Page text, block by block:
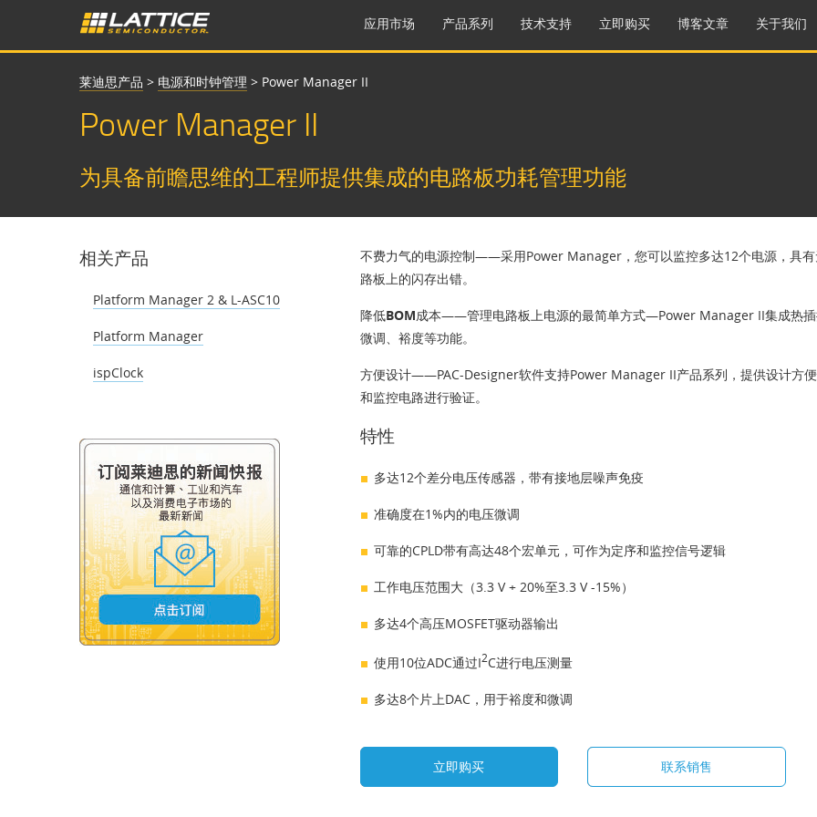
应用市场 产品系列 技术支持 立即购买 博客文章 关于我们
莱迪思产品 > 电源和时钟管理 > Power Manager II
Power Manager II
为具备前瞻思维的工程师提供集成的电路板功耗管理功能
相关产品
Platform Manager 2 & L-ASC10
Platform Manager
ispClock
不费力气的电源控制——采用Power Manager，您可以监控多达12个电源，具
路板上的闪存出错。
降低BOM成本——管理电路板上电源的最简单方式—Power Manager II集成热插
微调、裕度等功能。
方便设计——PAC-Designer软件支持Power Manager II产品系列，提供设计方
和监控电路进行验证。
特性
多达12个差分电压传感器，带有接地层噪声免疫
准确度在1%内的电压微调
可靠的CPLD带有高达48个宏单元，可作为定序和监控信号逻辑
工作电压范围大（3.3 V + 20%至3.3 V -15%）
多达4个高压MOSFET驱动器输出
使用10位ADC通过I2C进行电压测量
多达8个片上DAC，用于裕度和微调
立即购买 联系销售